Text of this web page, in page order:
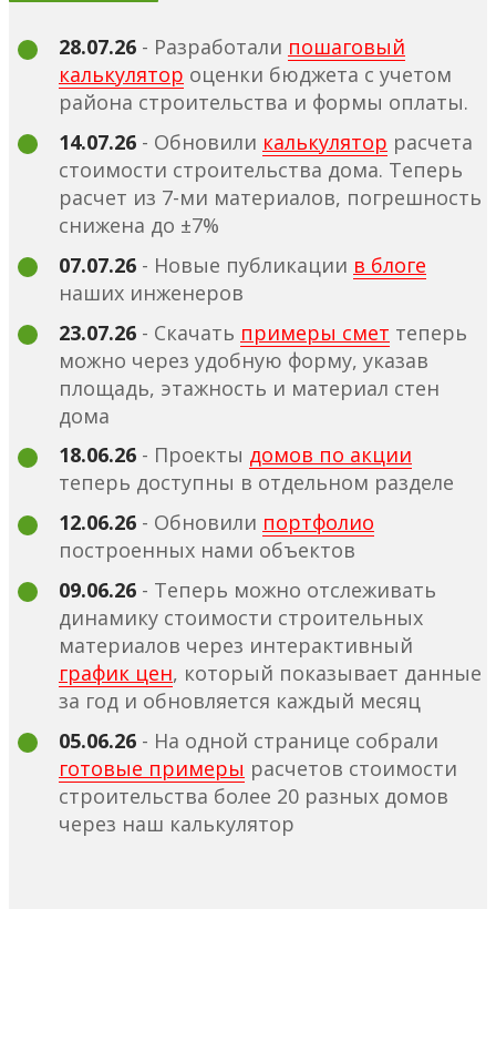
28.07.26 - Разработали пошаговый
калькулятор оценки бюджета с учетом
района строительства и формы оплаты.
14.07.26 - Обновили калькулятор расчета
стоимости строительства дома. Теперь
расчет из 7-ми материалов, погрешность
снижена до ±7%
07.07.26 - Новые публикации в блоге
наших инженеров
23.07.26 - Скачать примеры смет теперь
можно через удобную форму, указав
площадь, этажность и материал стен
дома
18.06.26 - Проекты домов по акции
теперь доступны в отдельном разделе
12.06.26 - Обновили портфолио
построенных нами объектов
09.06.26 - Теперь можно отслеживать
динамику стоимости строительных
материалов через интерактивный
график цен, который показывает данные
за год и обновляется каждый месяц
05.06.26 - На одной странице собрали
готовые примеры расчетов стоимости
строительства более 20 разных домов
через наш калькулятор